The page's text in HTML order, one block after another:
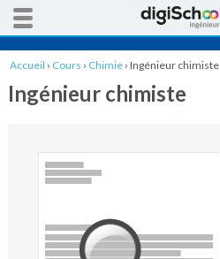
Accueil › Cours › Chimie › Ingénieur chimiste
Ingénieur chimiste